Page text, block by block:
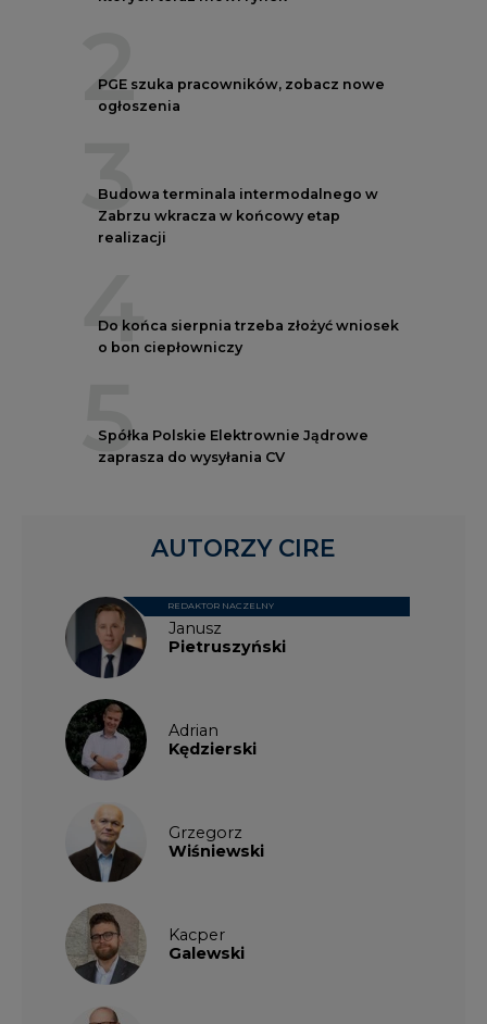
2
PGE szuka pracowników, zobacz nowe
ogłoszenia
3
Budowa terminala intermodalnego w
Zabrzu wkracza w końcowy etap
realizacji
4
Do końca sierpnia trzeba złożyć wniosek
o bon ciepłowniczy
5
Spółka Polskie Elektrownie Jądrowe
zaprasza do wysyłania CV
Janusz
Pietruszyński
REDAKTOR NACZELNY
Adrian
Kędzierski
Grzegorz
Wiśniewski
Kacper
Galewski
AUTORZY CIRE